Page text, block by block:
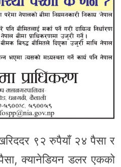
९२ रुपैयाँ २४ पैसा र
क्यानेडियन डलर एकको